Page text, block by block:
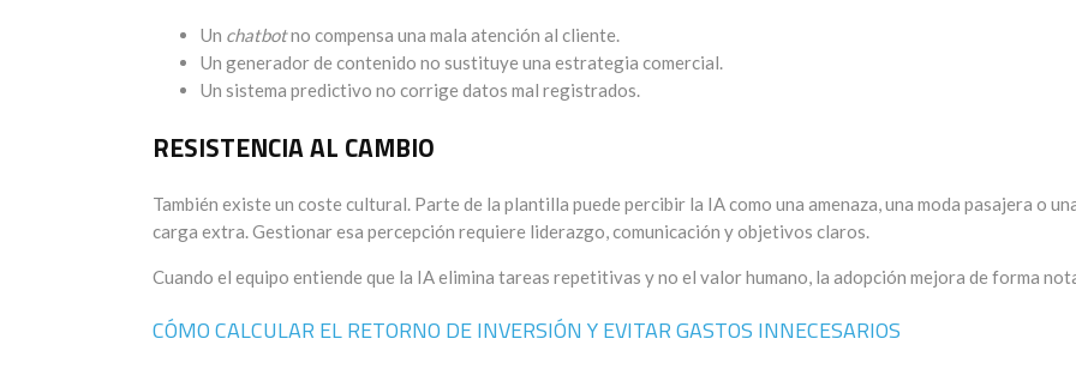
Un chatbotno compensa una mala atención al cliente.
Un generador de contenido no sustituye una estrategia comercial.
Un sistema predictivo no corrige datos mal registrados.
RESISTENCIA AL CAMBIO
También existe un coste cultural. Parte de la plantilla puede percibir la IA como una amenaza, una moda pasajera o
carga extra. Gestionar esa percepción requiere liderazgo, comunicación y objetivos claros.
Cuando el equipo entiende que la IA elimina tareas repetitivas y no el valor humano, la adopción mejora de forma
CÓMO CALCULAR EL RETORNO DE INVERSIÓN Y EVITAR GASTOS INNECESARIOS